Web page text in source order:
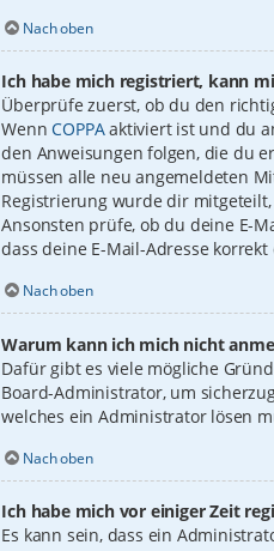
Nach oben
Ich habe mich registriert, kann
Überprüfe zuerst, ob du den
WennCOPPAaktiviert ist und du
den Anweisungen folgen, die du
müssen alle neu angemeldeten
Registrierung wurde dir
Ansonsten prüfe, ob du deine E-
dass deine E-Mail-Adresse
Nach oben
Warum kann ich mich nicht
Dafür gibt es viele mögliche
Board-Administrator, um
welches ein Administrator lösen
Nach oben
Ich habe mich vor einiger Zeit
Es kann sein, dass ein